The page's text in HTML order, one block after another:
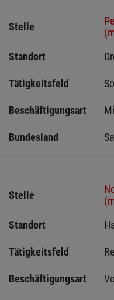
Stelle
Standort
Tätigkeitsfeld
Beschäftigungsart
Bundesland
Stelle
Standort
Tätigkeitsfeld
Beschäftigungsart